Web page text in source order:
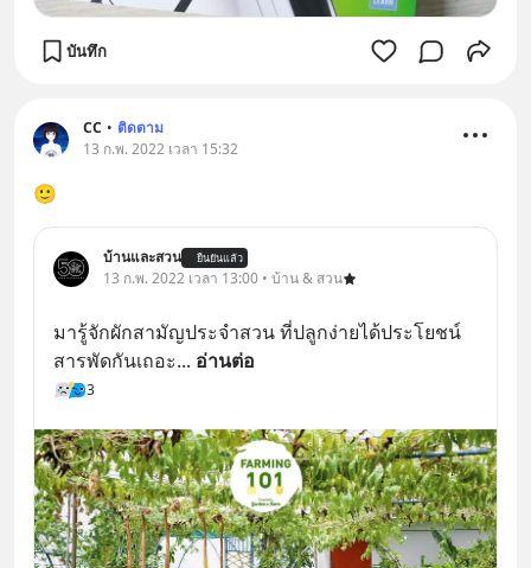
บันทึก
CC • ติดตาม
13 ก.พ. 2022 เวลา 15:32
🙂
บ้านและสวน ยืนยันแล้ว
13 ก.พ. 2022 เวลา 13:00 • บ้าน & สวน
มารู้จักผักสามัญประจำสวน ที่ปลูกง่ายได้ประโยชน์
สารพัดกันเถอะ... อ่านต่อ
3